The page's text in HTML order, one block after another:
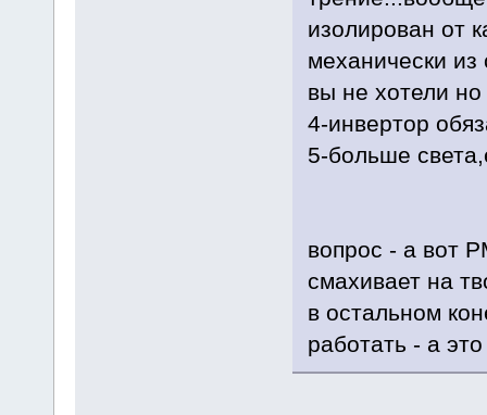
изолирован от
механически из
вы не хотели но
4-инвертор
5-больше
вопрос - а вот
смахивает на
в остальном
работать - а